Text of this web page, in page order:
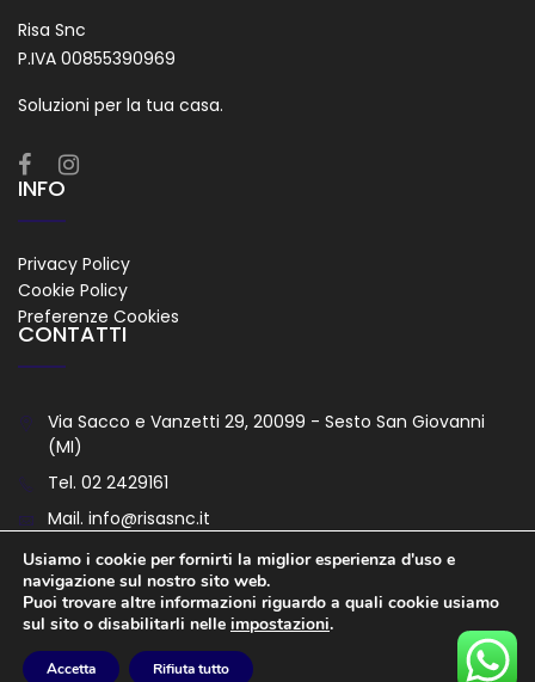
Risa Snc
P.IVA 00855390969
Soluzioni per la tua casa.
INFO
Privacy Policy
Cookie Policy
Preferenze Cookies
CONTATTI
Via Sacco e Vanzetti 29, 20099 - Sesto San Giovanni
(MI)
Tel. 02 2429161
Mail. info@risasnc.it
Copyright© 2026 Risa Snc - Tutti I Diritti Riservati -
Strategie Digitali Innovea
Usiamo i cookie per fornirti la miglior esperienza d'uso e
navigazione sul nostro sito web.
Puoi trovare altre informazioni riguardo a quali cookie usiamo
sul sito o disabilitarli nelle impostazioni.
Accetta Rifiuta tutto